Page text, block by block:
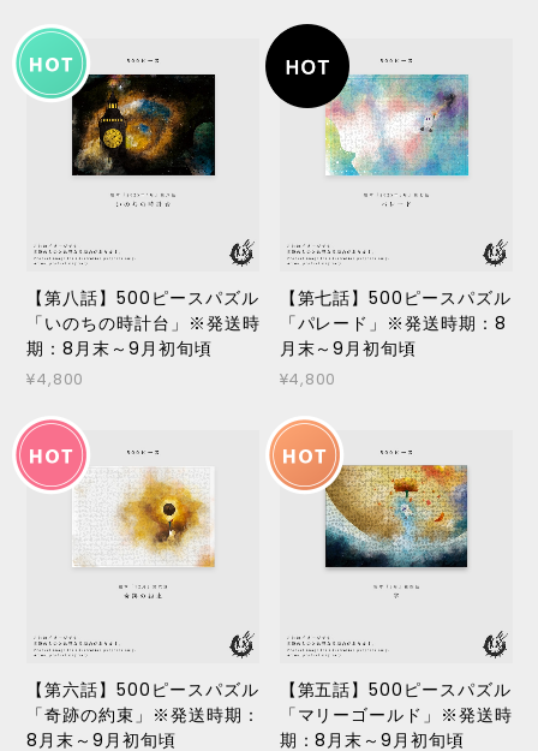
【第八話】500ピースパズル
「いのちの時計台」※発送時
期：8月末～9月初旬頃
¥4,800
【第七話】500ピースパズル
「パレード」※発送時期：8
月末～9月初旬頃
¥4,800
【第六話】500ピースパズル
「奇跡の約束」※発送時期：
8月末～9月初旬頃
【第五話】500ピースパズル
「マリーゴールド」※発送時
期：8月末～9月初旬頃